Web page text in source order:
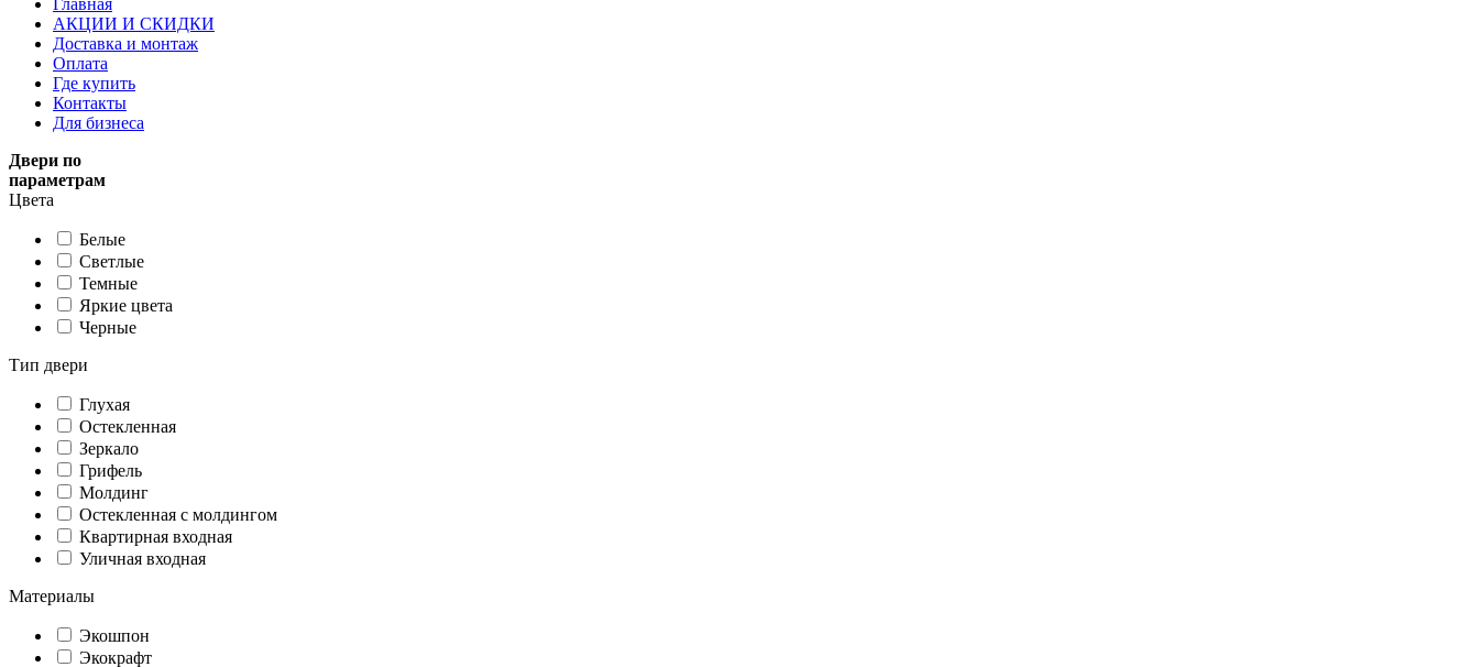
Главная
АКЦИИ И СКИДКИ
Доставка и монтаж
Оплата
Где купить
Контакты
Для бизнеса
Двери по
параметрам
Цвета
Белые
Светлые
Темные
Яркие цвета
Черные
Тип двери
Глухая
Остекленная
Зеркало
Грифель
Молдинг
Остекленная с молдингом
Квартирная входная
Уличная входная
Материалы
Экошпон
Экокрафт